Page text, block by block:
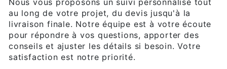
Nous vous proposons un suivi personnalisé tout
au long de votre projet, du devis jusqu'à la
livraison finale. Notre équipe est à votre écoute
pour répondre à vos questions, apporter des
conseils et ajuster les détails si besoin. Votre
satisfaction est notre priorité.